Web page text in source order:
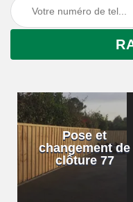
Pose et
changement de
clôture 77